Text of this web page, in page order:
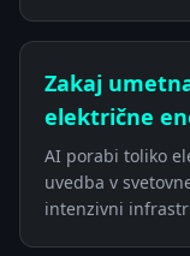
Zakaj
električne
AI porabi toliko
uvedba v
intenzivni